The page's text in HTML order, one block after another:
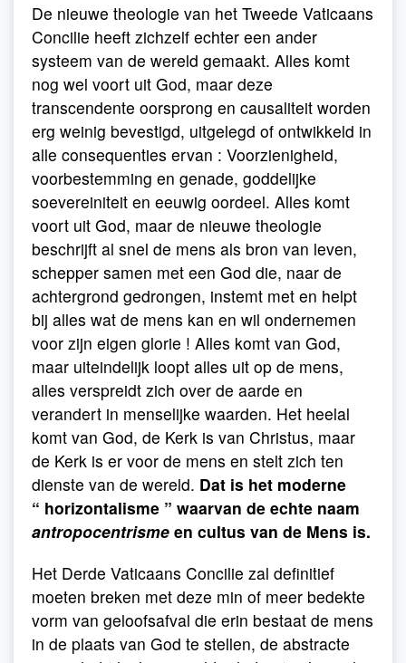
De nieuwe theologie van het Tweede Vaticaans
Concilie heeft zichzelf echter een ander
systeem van de wereld gemaakt. Alles komt
nog wel voort uit God, maar deze
transcendente oorsprong en causaliteit worden
erg weinig bevestigd, uitgelegd of ontwikkeld in
alle consequenties ervan : Voorzienigheid,
voorbestemming en genade, goddelijke
soevereiniteit en eeuwig oordeel. Alles komt
voort uit God, maar de nieuwe theologie
beschrijft al snel de mens als bron van leven,
schepper samen met een God die, naar de
achtergrond gedrongen, instemt met en helpt
bij alles wat de mens kan en wil ondernemen
voor zijn eigen glorie ! Alles komt van God,
maar uiteindelijk loopt alles uit op de mens,
alles verspreidt zich over de aarde en
verandert in menselijke waarden. Het heelal
komt van God, de Kerk is van Christus, maar
de Kerk is er voor de mens en stelt zich ten
dienste van de wereld. Dat is het moderne
“ horizontalisme ” waarvan de echte naam
antropocentrisme en cultus van de Mens is.
Het Derde Vaticaans Concilie zal definitief
moeten breken met deze min of meer bedekte
vorm van geloofsafval die erin bestaat de mens
in de plaats van God te stellen, de abstracte